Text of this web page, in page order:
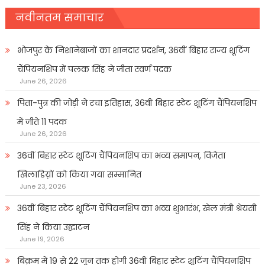
नवीनतम समाचार
भोजपुर के निशानेबाजों का शानदार प्रदर्शन, 36वीं बिहार राज्य शूटिंग
चैंपियनशिप में पलक सिंह ने जीता स्वर्ण पदक
June 26, 2026
पिता-पुत्र की जोड़ी ने रचा इतिहास, 36वीं बिहार स्टेट शूटिंग चैंपियनशिप
में जीते 11 पदक
June 26, 2026
36वीं बिहार स्टेट शूटिंग चैंपियनशिप का भव्य समापन, विजेता
खिलाडिय़ों को किया गया सम्मानित
June 23, 2026
36वीं बिहार स्टेट शूटिंग चैंपियनशिप का भव्य शुभारंभ, खेल मंत्री श्रेयसी
सिंह ने किया उद्घाटन
June 19, 2026
बिक्रम में 19 से 22 जून तक होगी 36वीं बिहार स्टेट शूटिंग चैंपियनशिप